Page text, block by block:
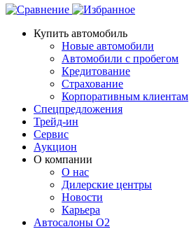
Купить автомобиль
Новые автомобили
Автомобили с пробегом
Кредитование
Страхование
Корпоративным клиентам
Спецпредложения
Трейд-ин
Сервис
Аукцион
О компании
О нас
Дилерские центры
Новости
Карьера
Автосалоны O2